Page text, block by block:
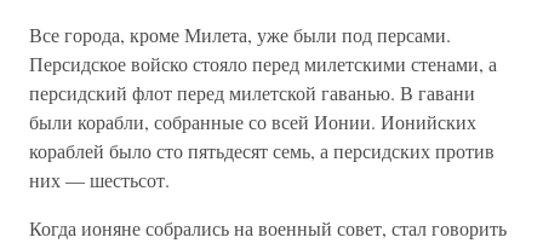
Все города, кроме Милета, уже были под персами.
Персидское войско стояло перед милетскими стенами, а
персидский флот перед милетской гаванью. В гавани
были корабли, собранные со всей Ионии. Ионийских
кораблей было сто пятьдесят семь, а персидских против
них — шестьсот.
Когда ионяне собрались на военный совет, стал говорить